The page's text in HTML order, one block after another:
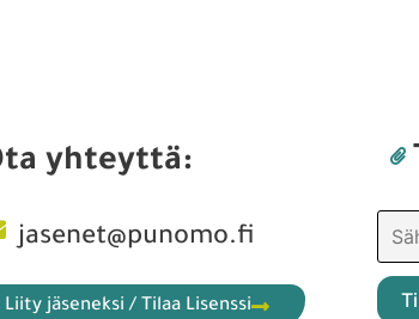
yhteyttä:
jasenet@punomo.fi
Liity jäseneksi / Tilaa Lisenssi